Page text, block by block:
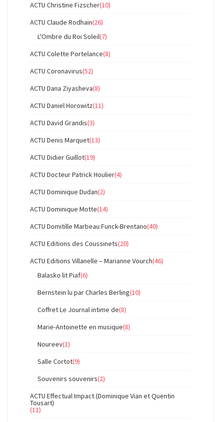
ACTU Christine Fizscher(10)
ACTU Claude Rodhain(26)
L'Ombre du Roi Soleil(7)
ACTU Colette Portelance(8)
ACTU Coronavirus(52)
ACTU Dana Ziyasheva(8)
ACTU Daniel Horowitz(11)
ACTU David Grandis(3)
ACTU Denis Marquet(13)
ACTU Didier Guillot(19)
ACTU Docteur Patrick Houlier(4)
ACTU Dominique Dudan(2)
ACTU Dominique Motte(14)
ACTU Domitille Marbeau Funck-Brentano(40)
ACTU Editions des Coussinets(20)
ACTU Editions Villanelle – Marianne Vourch(46)
Balasko lit Piaf(6)
Bernstein lu par Charles Berling(10)
Coffret Le Journal intime de(8)
Marie-Antoinette en musique(8)
Noureev(1)
Salle Cortot(9)
Souvenirs souvenirs(2)
ACTU Effectual Impact (Dominique Vian et Quentin
Tousart)
(11)